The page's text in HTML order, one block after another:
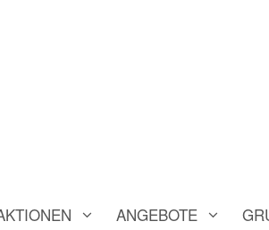
ANGEBOTE